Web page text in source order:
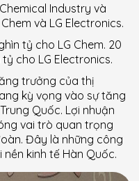
Industry và
và LG Electronics.
tỷ cho LG Chem. 20
cho LG Electronics.
trưởng của thị
kỳ vọng vào sự tăng
Quốc. Lợi nhuận
vai trò quan trọng
Đây là những công
kinh tế Hàn Quốc.